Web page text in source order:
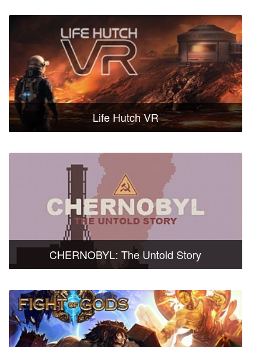
Life Hutch VR
CHERNOBYL: The Untold Story